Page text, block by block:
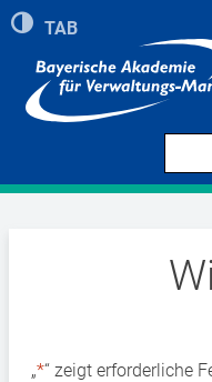
Umschalten auf hohe
TAB
Zeigt roten Rand
„*“ zeigt erforderliche